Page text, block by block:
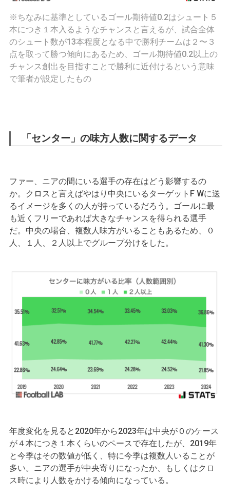
※ちなみに基準としているゴール期待値0.2はシュート５
本につき１本入るようなチャンスと言えるが、試合全体
のシュート数が13本程度となる中で勝利チームは２〜３
点を取って勝つ傾向にあるため、ゴール期待値0.2以上の
チャンス創出を目指すことで勝利に近付けるという意味
で筆者が設定したもの
「センター」の味方人数に関するデータ
ファー、ニアの間にいる選手の存在はどう影響するの
か。クロスと言えばやはり中央にいるターゲットF Wに送
るイメージを多くの人が持っているだろう。ゴールに最
も近くフリーであれば大きなチャンスを得られる選手
だ。中央の場合、複数人味方がいることもあるため、０
人、１人、２人以上でグループ分けをした。
年度変化を見ると2020年から2023年は中央が０のケース
が４本につき１本くらいのペースで存在したが、2019年
と今季はその数値が低く、特に今季は複数人いることが
多い。ニアの選手が中央寄りになったか、もしくはクロ
ス時により人数をかける傾向になっている。